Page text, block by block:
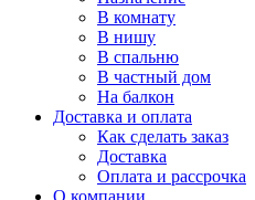
В комнату
В нишу
В спальню
В частный дом
На балкон
Доставка и оплата
Как сделать заказ
Доставка
Оплата и рассрочка
О компании